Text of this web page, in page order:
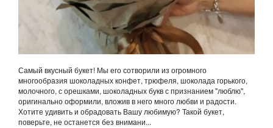
Самый вкусный букет! Мы его сотворили из огромного
многообразия шоколадных конфет, трюфеля, шоколада горького,
молочного, с орешками, шоколадных букв с признанием "люблю",
оригинально оформили, вложив в него много любви и радости.
Хотите удивить и обрадовать Вашу любимую? Такой букет,
поверьте, не останется без внимани...